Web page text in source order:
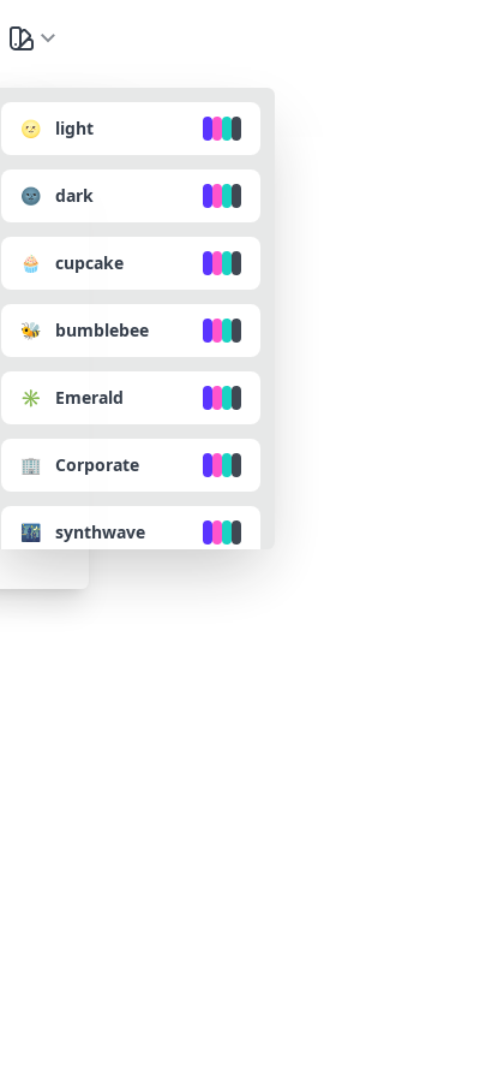
🌝 light
🌚 dark
🧁 cupcake
🐝 bumblebee
✳️ Emerald
🏢 Corporate
🌃 synthwave
👴 retro